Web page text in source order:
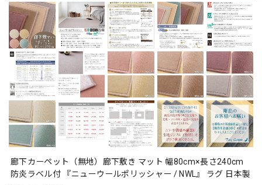
廊下カーペット（無地）廊下敷き マット 幅80cm×長さ240cm
防炎ラベル付 『ニューウールポリッシャー / NWL』 ラグ 日本製